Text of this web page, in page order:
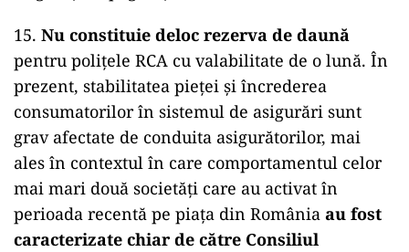
15. Nu constituie deloc rezerva de daună
pentru polițele RCA cu valabilitate de o lună. În
prezent, stabilitatea pieței și încrederea
consumatorilor în sistemul de asigurări sunt
grav afectate de conduita asigurătorilor, mai
ales în contextul în care comportamentul celor
mai mari două societăți care au activat în
perioada recentă pe piața din România au fost
caracterizate chiar de către Consiliul